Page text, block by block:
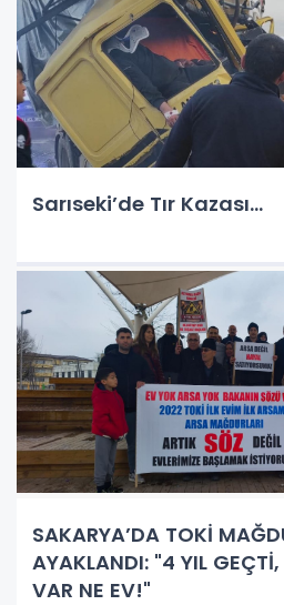
Sarıseki’de Tır Kazası...
SAKARYA’DA TOKİ
AYAKLANDI: "4 YIL
VAR NE EV!"